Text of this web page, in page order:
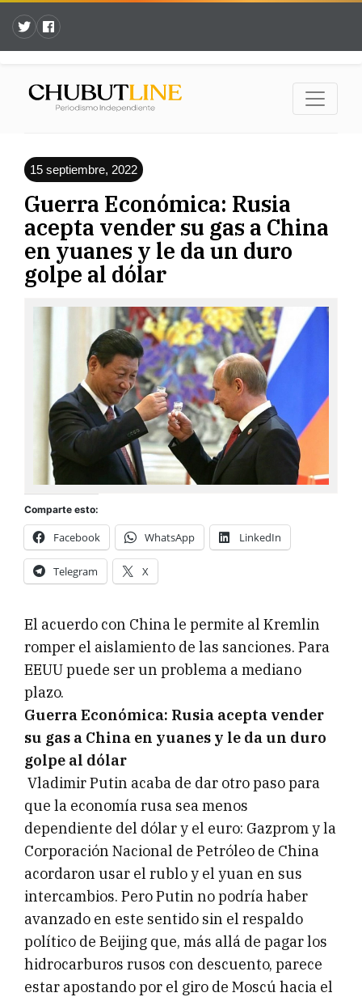
15 septiembre, 2022
Guerra Económica: Rusia
acepta vender su gas a China
en yuanes y le da un duro
golpe al dólar
Comparte esto:
Facebook WhatsApp LinkedIn
Telegram X
El acuerdo con China le permite al Kremlin
romper el aislamiento de las sanciones. Para
EEUU puede ser un problema a mediano
plazo.
Guerra Económica: Rusia acepta vender
su gas a China en yuanes y le da un duro
golpe al dólar
Vladimir Putin acaba de dar otro paso para
que la economía rusa sea menos
dependiente del dólar y el euro: Gazprom y la
Corporación Nacional de Petróleo de China
acordaron usar el rublo y el yuan en sus
intercambios. Pero Putin no podría haber
avanzado en este sentido sin el respaldo
político de Beijing que, más allá de pagar los
hidrocarburos rusos con descuento, parece
estar apostando por el giro de Moscú hacia el